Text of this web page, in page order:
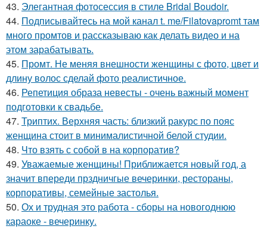
43. Элегантная фотосессия в стиле Bridal Boudoir.
44. Подписывайтесь на мой канал t. me/Filatovapromt там
много промтов и рассказываю как делать видео и на
этом зарабатывать.
45. Промт. Не меняя внешности женщины с фото, цвет и
длину волос сделай фото реалистичное.
46. Репетиция образа невесты - очень важный момент
подготовки к свадьбе.
47. Триптих. Верхняя часть: близкий ракурс по пояс
женщина стоит в минималистичной белой студии.
48. Что взять с собой в на корпоратив?
49. Уважаемые женщины! Приближается новый год, а
значит впереди прздничгые вечеринки, рестораны,
корпоративы, семейные застолья.
50. Ох и трудная это работа - сборы на новогоднюю
караоке - вечеринку.